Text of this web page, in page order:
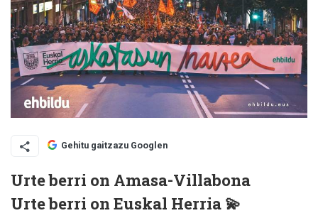
Gehitu gaitzazu Googlen
Urte berri on Amasa-Villabona
Urte berri on Euskal Herria 💫